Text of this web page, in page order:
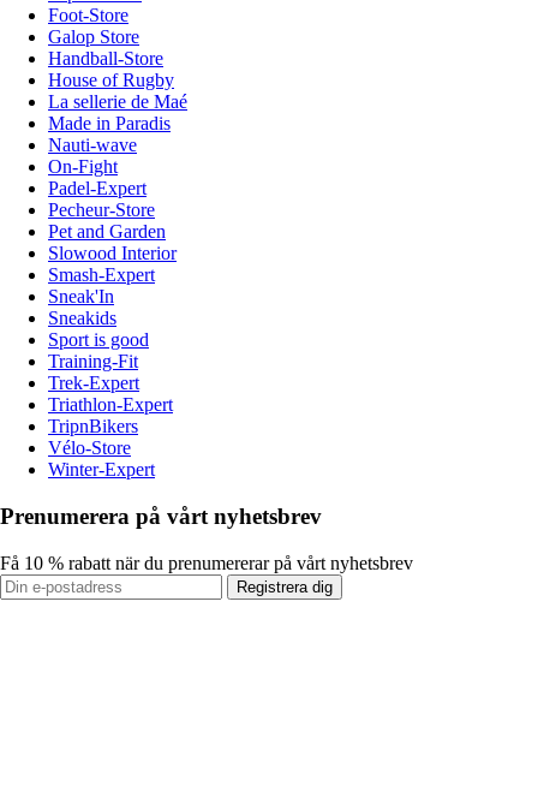
Foot-Store
Galop Store
Handball-Store
House of Rugby
La sellerie de Maé
Made in Paradis
Nauti-wave
On-Fight
Padel-Expert
Pecheur-Store
Pet and Garden
Slowood Interior
Smash-Expert
Sneak'In
Sneakids
Sport is good
Training-Fit
Trek-Expert
Triathlon-Expert
TripnBikers
Vélo-Store
Winter-Expert
Prenumerera på vårt nyhetsbrev
Få 10 % rabatt när du prenumererar på vårt nyhetsbrev
Registrera dig